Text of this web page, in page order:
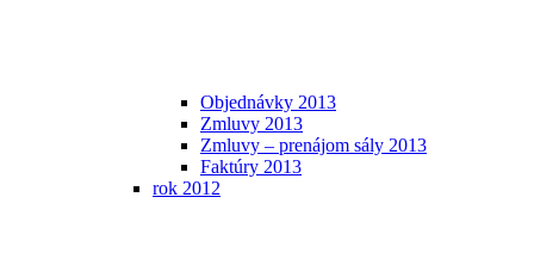
Objednávky 2013
Zmluvy 2013
Zmluvy – prenájom sály 2013
Faktúry 2013
rok 2012